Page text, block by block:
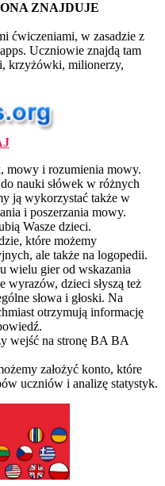
ćwiczeniami, w zasadzie z
Uczniowie znajdą tam
krzyżówki, milionerzy,
mowy i rozumienia mowy.
nauki słówek w różnych
ją wykorzystać także w
i poszerzania mowy.
Wasze dzieci.
które możemy
ale także na logopedii.
wielu gier od wskazania
wyrazów, dzieci słyszą też
słowa i głoski. Na
otrzymują informację
wejść na stronę BA BA
założyć konto, które
uczniów i analizę statystyk.